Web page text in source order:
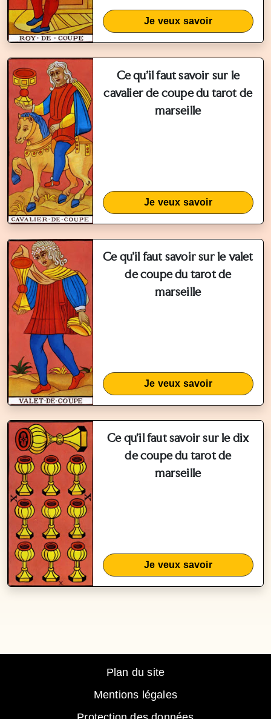
Je veux savoir
Ce qu'il faut savoir sur le
cavalier de coupe du tarot de
marseille
Je veux savoir
Ce qu'il faut savoir sur le valet
de coupe du tarot de
marseille
Je veux savoir
Ce qu'il faut savoir sur le dix
de coupe du tarot de
marseille
Je veux savoir
Plan du site
Mentions légales